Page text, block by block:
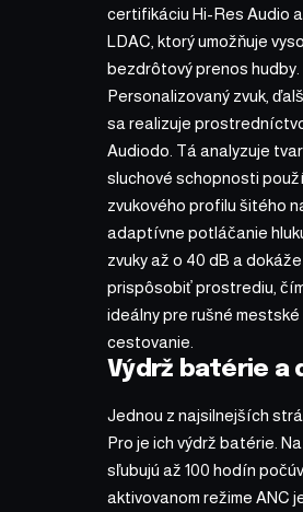
certifikáciu Hi-Res Audio
LDAC, ktorý umožňuje
bezdrôtový prenos hudby.
Personalizovaný zvuk,
sa realizuje
Audiodo. Tá analyzuje
sluchové schopnosti
zvukového profilu šitého
adaptívne potláčanie
zvuky až o 40 dB a
prispôsobiť prostrediu,
ideálny pre rušné
cestovanie.
Výdrž batérie a
Jednou z najsilnejších
Pro je ich výdrž batérie.
sľubujú až 100 hodín
aktivovanom režime ANC